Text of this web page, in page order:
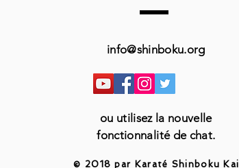
info@shinboku.org
ou utilisez la nouvelle
fonctionnalité de chat.
© 2018 par Karaté Shinboku Kai